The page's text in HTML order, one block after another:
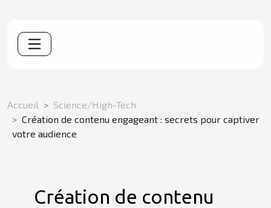
Accueil
Science/High-Tech
Création de contenu engageant : secrets pour captiver
votre audience
Création de contenu